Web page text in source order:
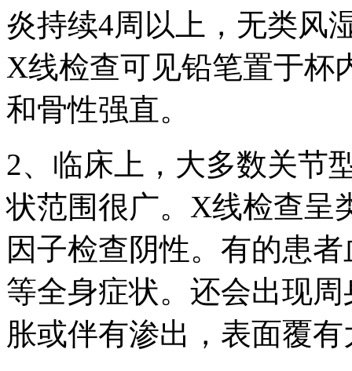
炎持续4周以上，无类风
X线检查可见铅笔置于杯
和骨性强直。
2、临床上，大多数关节
状范围很广。X线检查呈
因子检查阴性。有的患
等全身症状。还会出现
胀或伴有渗出，表面覆